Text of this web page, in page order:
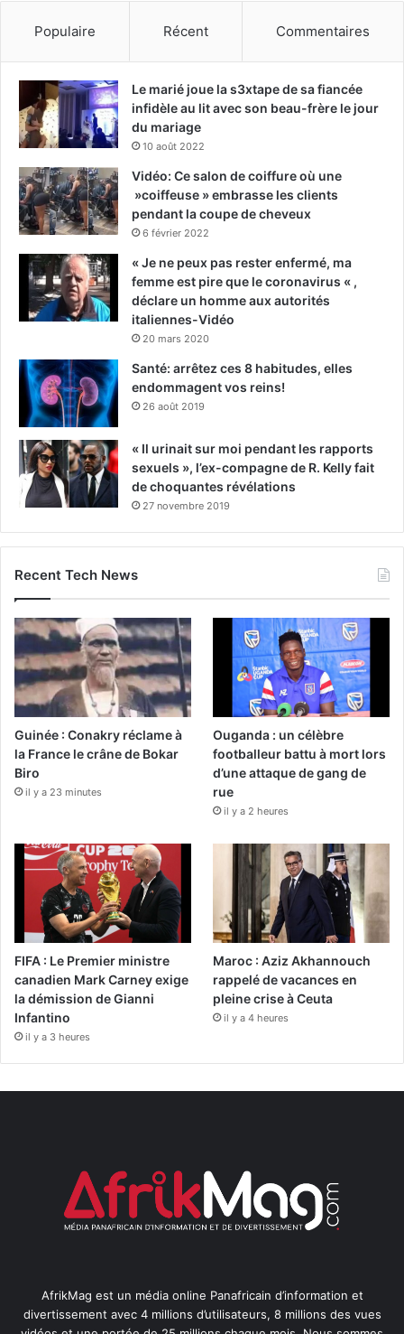
Populaire Récent Commentaires
Le marié joue la s3xtape de sa fiancée
infidèle au lit avec son beau-frère le jour
du mariage
10 août 2022
Vidéo: Ce salon de coiffure où une
»coiffeuse » embrasse les clients
pendant la coupe de cheveux
6 février 2022
« Je ne peux pas rester enfermé, ma
femme est pire que le coronavirus « ,
déclare un homme aux autorités
italiennes-Vidéo
20 mars 2020
Santé: arrêtez ces 8 habitudes, elles
endommagent vos reins!
26 août 2019
« Il urinait sur moi pendant les rapports
sexuels », l’ex-compagne de R. Kelly fait
de choquantes révélations
27 novembre 2019
Recent Tech News
Guinée : Conakry réclame à
la France le crâne de Bokar
Biro
il y a 23 minutes
Ouganda : un célèbre
footballeur battu à mort lors
d’une attaque de gang de
rue
il y a 2 heures
FIFA : Le Premier ministre
canadien Mark Carney exige
la démission de Gianni
Infantino
il y a 3 heures
Maroc : Aziz Akhannouch
rappelé de vacances en
pleine crise à Ceuta
il y a 4 heures
AfrikMag est un média online Panafricain d’information et
divertissement avec 4 millions d’utilisateurs, 8 millions des vues